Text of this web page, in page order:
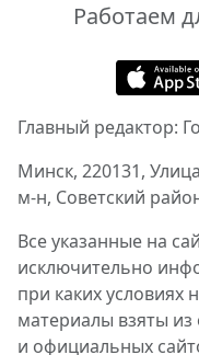
Работаем
Главный редактор:
Минск, 220131,
м-н, Советский
Все указанные на
исключительно
при каких условиях
материалы взяты
и официальных